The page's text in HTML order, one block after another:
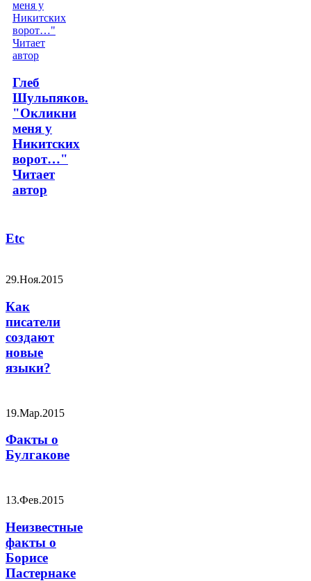
Глеб
Шульпяков.
"Окликни
меня у
Никитских
ворот…"
Читает
автор
Etc
29.Ноя.2015
Как
писатели
создают
новые
языки?
19.Мар.2015
Факты о
Булгакове
13.Фев.2015
Неизвестные
факты о
Борисе
Пастернаке